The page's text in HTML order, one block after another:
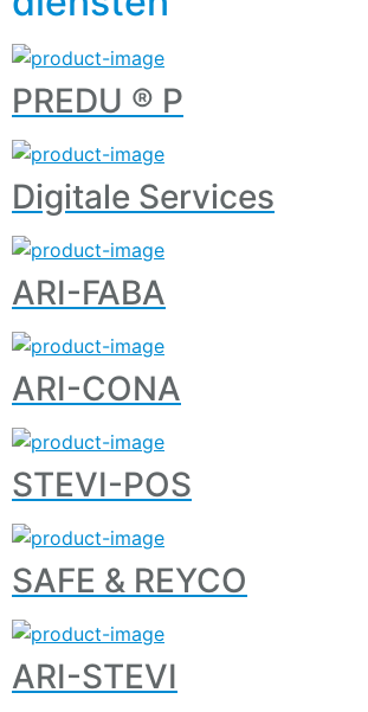
PREDU ® P
Digitale Services
ARI-FABA
ARI-CONA
STEVI-POS
SAFE & REYCO
ARI-STEVI